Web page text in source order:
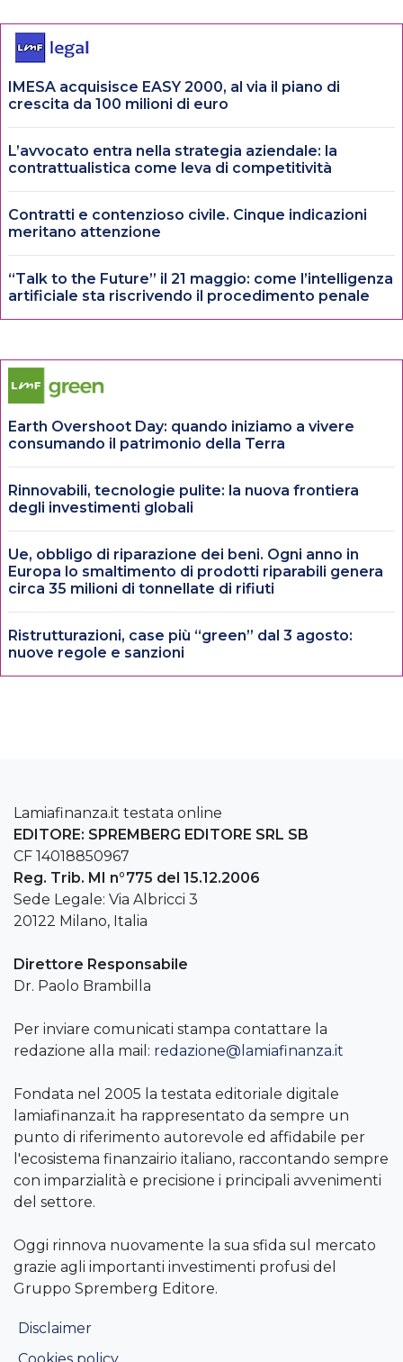
IMESA acquisisce EASY 2000, al via il piano di
crescita da 100 milioni di euro
L’avvocato entra nella strategia aziendale: la
contrattualistica come leva di competitività
Contratti e contenzioso civile. Cinque indicazioni
meritano attenzione
“Talk to the Future” il 21 maggio: come l’intelligenza
artificiale sta riscrivendo il procedimento penale
Earth Overshoot Day: quando iniziamo a vivere
consumando il patrimonio della Terra
Rinnovabili, tecnologie pulite: la nuova frontiera
degli investimenti globali
Ue, obbligo di riparazione dei beni. Ogni anno in
Europa lo smaltimento di prodotti riparabili genera
circa 35 milioni di tonnellate di rifiuti
Ristrutturazioni, case più “green” dal 3 agosto:
nuove regole e sanzioni
Lamiafinanza.it testata online
EDITORE: SPREMBERG EDITORE SRL SB
CF 14018850967
Reg. Trib. MI n°775 del 15.12.2006
Sede Legale: Via Albricci 3
20122 Milano, Italia
Direttore Responsabile
Dr. Paolo Brambilla
Per inviare comunicati stampa contattare la
redazione alla mail: redazione@lamiafinanza.it
Fondata nel 2005 la testata editoriale digitale
lamiafinanza.it ha rappresentato da sempre un
punto di riferimento autorevole ed affidabile per
l'ecosistema finanzairio italiano, raccontando sempre
con imparzialità e precisione i principali avvenimenti
del settore.
Oggi rinnova nuovamente la sua sfida sul mercato
grazie agli importanti investimenti profusi del
Gruppo Spremberg Editore.
Disclaimer